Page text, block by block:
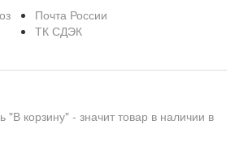
Почта России
ТК СДЭК
"В корзину" - значит товар в наличии в